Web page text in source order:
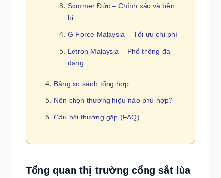
Sommer Đức – Chính xác và bền
bỉ
G-Force Malaysia – Tối ưu chi phí
Letron Malaysia – Phổ thông đa
dạng
Bảng so sánh tổng hợp
Nên chọn thương hiệu nào phù hợp?
Câu hỏi thường gặp (FAQ)
Tổng quan thị trường cổng sắt lùa